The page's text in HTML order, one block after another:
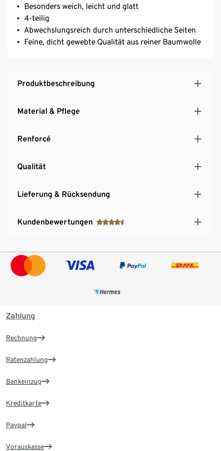
Besonders weich, leicht und glatt
4-teilig
Abwechslungsreich durch unterschiedliche Seiten
Feine, dicht gewebte Qualität aus reiner Baumwolle
Produktbeschreibung
Material & Pflege
Renforcé
Qualität
Lieferung & Rücksendung
Kundenbewertungen
Zahlung
Rechnung
Ratenzahlung
Bankeinzug
Kreditkarte
Paypal
Vorauskasse